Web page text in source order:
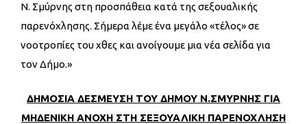
Ν. Σμύρνης στη προσπάθεια κατά της σεξουαλικής
παρενόχλησης. Σήμερα λέμε ένα μεγάλο «τέλος» σε
νοοτροπίες του χθες και ανοίγουμε μια νέα σελίδα για
τον Δήμο.»
ΔΗΜΟΣΙΑ ΔΕΣΜΕΥΣΗ ΤΟΥ ΔΗΜΟΥ Ν.ΣΜΥΡΝΗΣ ΓΙΑ
ΜΗΔΕΝΙΚΗ ΑΝΟΧΗ ΣΤΗ ΣΕΞΟΥΑΛΙΚΗ ΠΑΡΕΝΟΧΛΗΣΗ